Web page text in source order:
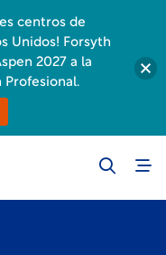
centros de
Unidos! Forsyth
2027 a la
Profesional.